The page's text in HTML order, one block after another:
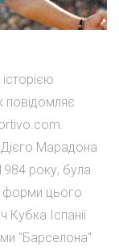
повідомляє
Марадона
року, була
форми цього
Кубка Іспанії
"Барселона"